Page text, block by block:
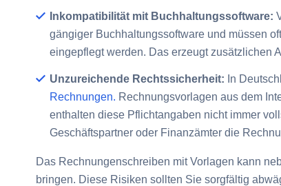
Inkompatibilität mit Buchhaltungssoftware:
gängiger Buchhaltungssoftware und müssen
eingepflegt werden. Das erzeugt zusätzlichen
Unzureichende Rechtssicherheit: In
Rechnungen. Rechnungsvorlagen aus dem
enthalten diese Pflichtangaben nicht immer
Geschäftspartner oder Finanzämter die
Das Rechnungenschreiben mit Vorlagen kann
bringen. Diese Risiken sollten Sie sorgfältig